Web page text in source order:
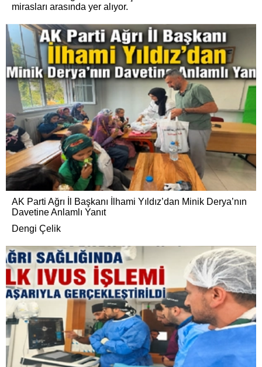
mirasları arasında yer alıyor.
AK Parti Ağrı İl Başkanı İlhami Yıldız’dan Minik Derya’nın
Davetine Anlamlı Yanıt
Dengi Çelik